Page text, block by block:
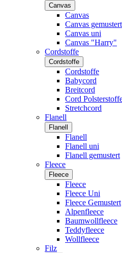
Canvas
Canvas
Canvas gemustert
Canvas uni
Canvas "Harry"
Cordstoffe
Cordstoffe
Cordstoffe
Babycord
Breitcord
Cord
Stretchcord
Flanell
Flanell
Flanell
Flanell uni
Flanell gemustert
Fleece
Fleece
Fleece
Fleece Uni
Fleece Gemustert
Alpenfleece
Baumwollfleece
Teddyfleece
Wollfleece
Filz